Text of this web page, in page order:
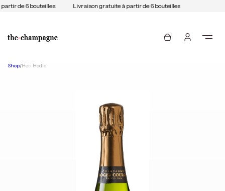
de 6 bouteilles Livraison gratuite à partir de 6 bouteilles
Shop/Heri Hodie